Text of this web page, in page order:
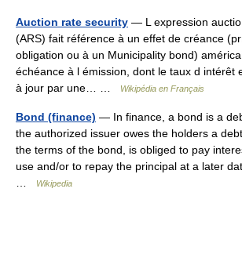
Auction rate security — L expression
(ARS) fait référence à un effet de créance
obligation ou à un Municipality bond)
échéance à l émission, dont le taux d intérêt
à jour par une… …
Wikipédia en Français
Bond (finance) — In finance, a bond is a
the authorized issuer owes the holders a
the terms of the bond, is obliged to pay
use and/or to repay the principal at a later
Wikipedia